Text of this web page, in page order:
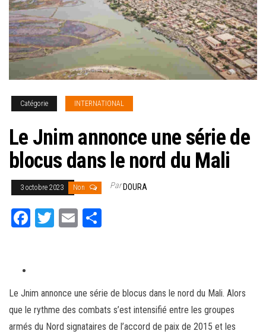
Catégorie INTERNATIONAL
Le Jnim annonce une série de
blocus dans le nord du Mali
3 octobre 2023 Non ParDOURA
Fa
T
E
Le Jnim annonce une série de blocus dans le nord du Mali. Alors
que le rythme des combats s’est intensifié entre les groupes
armés du Nord signataires de l’accord de paix de 2015 et les